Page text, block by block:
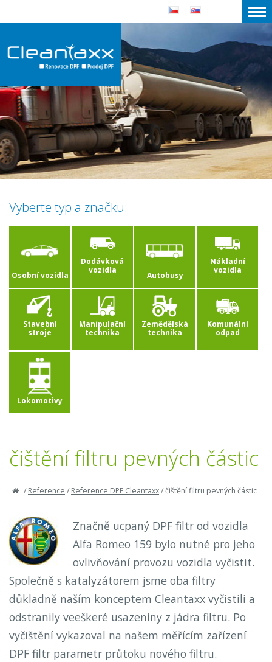
Vyberte typ a značku:
Osobní vozidla
Dodávková
vozidla
Autobusy
Nákladní
vozidla
Stavební
stroje
Manipulační
technika
Zemědělská
technika
Komunální
odpad
Lokomotivy
čištění filtru pevných částic
/Reference /Reference DPF Cleantaxx/čištění filtru pevných částic
Značně ucpaný DPF filtr od vozidla
Alfa Romeo 159 bylo nutné pro jeho
ovlivňování provozu vozidla vyčistit.
Společně s katalyzátorem jsme oba filtry
důkladně naším konceptem Cleantaxx vyčistili a
odstranily veeškeré usazeniny z jádra filtru. Po
vyčištění vykazoval na našem měřícím zařízení
DPF filtr parametr průtoku nového filtru.